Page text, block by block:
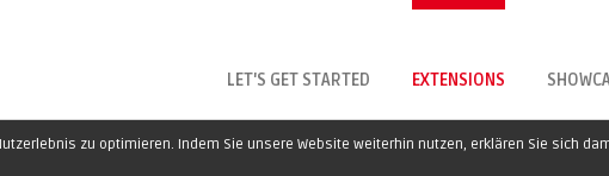
LET'S GET STARTED EXTENSIONS
zu optimieren. Indem Sie unsere Website weiterhin nutzen, erklären Sie sich